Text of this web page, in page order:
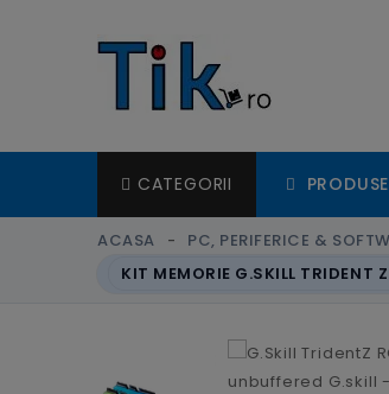
CATEGORII
ACASA PC, PERIFERICE &
KIT MEMORIE G.SKILL TRIDENT